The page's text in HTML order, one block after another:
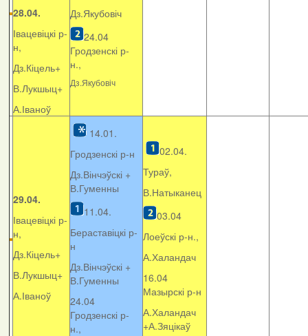
28.04.
Івацевіцкі р-
н,
Дз.Кіцель+
В.Лукшыц+
А.Іваноў
Дз.Якубовіч
24.04
Гродзенскі р-
н.,
Дз.Якубовіч
29.04.
Івацевіцкі р-
н,
Дз.Кіцель+
В.Лукшыц+
А.Іваноў
14.01.
Гродзенскі р-н
Дз.Вінчэўскі +
В.Гуменны
11.04.
Бераставіцкі р-
н
Дз.Вінчэўскі +
В.Гуменны
24.04
Гродзенскі р-
н.,
02.04.
Тураў,
В.Натыканец
03.04
Лоеўскі р-н.,
А.Халандач
16.04
Мазырскі р-н
А.Халандач
+А.Зяцікаў